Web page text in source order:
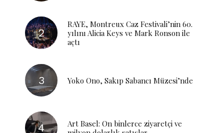
RAYE, Montreux Caz Festivali’nin 60.
yılını Alicia Keys ve Mark Ronson ile
açtı
Yoko Ono, Sakıp Sabancı Müzesi’nde
Art Basel: On binlerce ziyaretçi ve